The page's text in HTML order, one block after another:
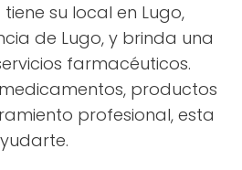
su local en Lugo,
de Lugo, y brinda una
farmacéuticos.
productos
profesional, esta